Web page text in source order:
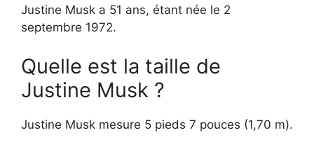
Justine Musk a 51 ans, étant née le 2
septembre 1972.
Quelle est la taille de
Justine Musk ?
Justine Musk mesure 5 pieds 7 pouces (1,70 m).